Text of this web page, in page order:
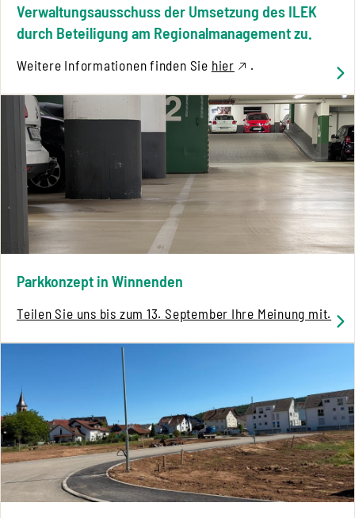
Verwaltungsausschuss der Umsetzung des ILEK
durch Beteiligung am Regionalmanagement zu.
Weitere Informationen finden Sie hier .
Parkkonzept in Winnenden
Teilen Sie uns bis zum 13. September Ihre Meinung mit.